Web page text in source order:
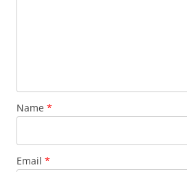
Name *
Email *